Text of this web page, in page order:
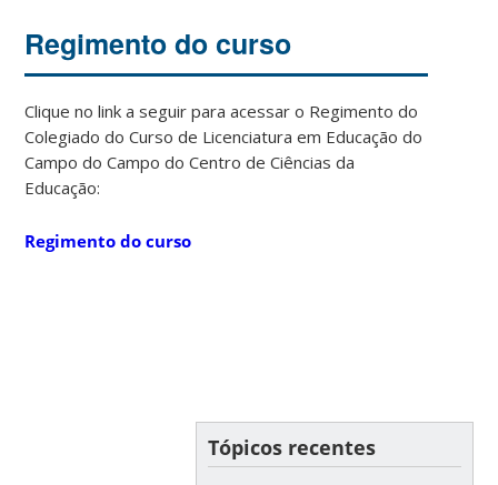
Regimento do curso
Clique no link a seguir para acessar o Regimento do
Colegiado do Curso de Licenciatura em Educação do
Campo do Campo do Centro de Ciências da
Educação:
Regimento do curso
Tópicos recentes